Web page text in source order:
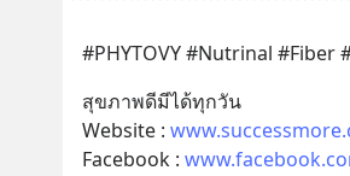
#PHYTOVY #Nutrinal #Fiber
สุขภาพดีมีได้ทุกวัน
Website :
Facebook :